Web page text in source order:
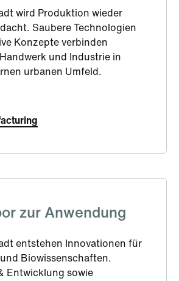
wird Produktion wieder
Saubere Technologien
Konzepte verbinden
und Industrie in
urbanen Umfeld.
zur Anwendung
entstehen Innovationen für
Biowissenschaften.
Entwicklung sowie